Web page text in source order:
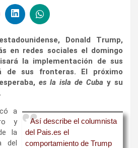
Donald Trump,
en redes sociales el domingo
la implementación de sus
de sus fronteras. El próximo
es la isla de Cuba y su
Así describe el columnista
del Pais.es el
comportamiento de Trump
a
y
la
del